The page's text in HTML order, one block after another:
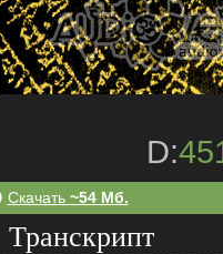
D:
Скачать ~54 Мб.
Транскрипт